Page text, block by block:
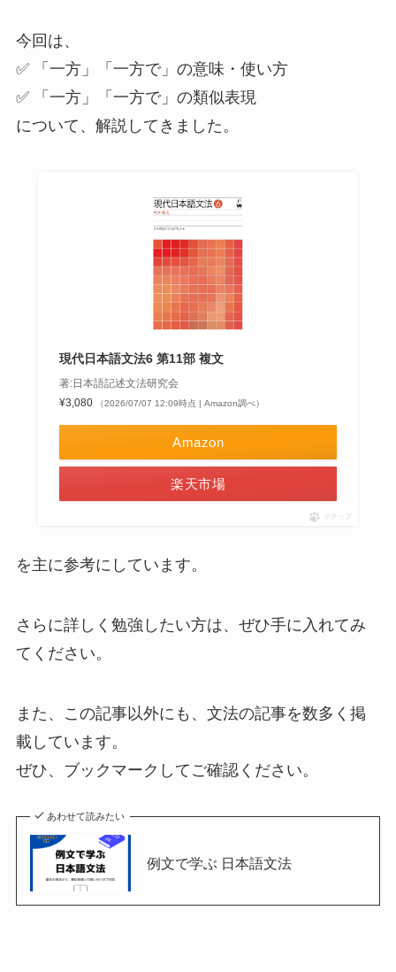
今回は、
✅ 「一方」「一方で」の意味・使い方
✅ 「一方」「一方で」の類似表現
について、解説してきました。
現代日本語文法6 第11部 複文
著:日本語記述文法研究会
¥3,080
（2026/07/07 12:09時点 | Amazon調べ）
Amazon
楽天市場
ポチップ
を主に参考にしています。
さらに詳しく勉強したい方は、ぜひ手に入れてみ
てください。
また、この記事以外にも、文法の記事を数多く掲
載しています。
ぜひ、ブックマークしてご確認ください。
あわせて読みたい
例文で学ぶ 日本語文法